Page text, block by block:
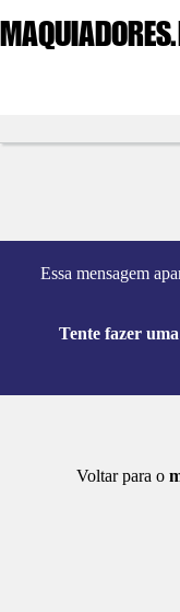
MAQUIADORES
Essa mensagem
Tente fazer
Voltar para o